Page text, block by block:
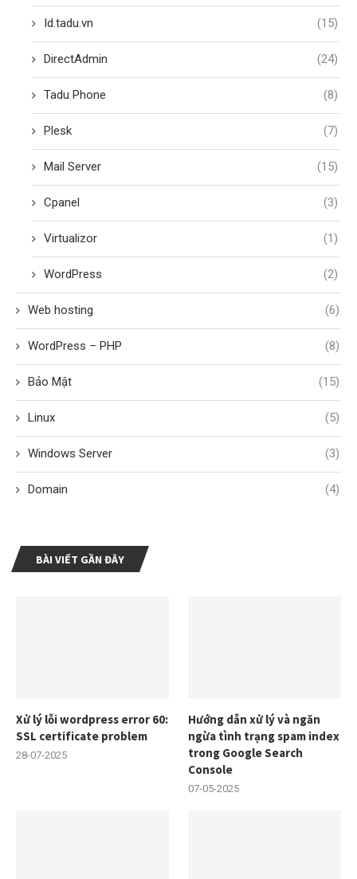
Id.tadu.vn (15)
DirectAdmin (24)
Tadu Phone (8)
Plesk (7)
Mail Server (15)
Cpanel (3)
Virtualizor (1)
WordPress (2)
Web hosting (6)
WordPress – PHP (8)
Bảo Mật (15)
Linux (5)
Windows Server (3)
Domain (4)
BÀI VIẾT GẦN ĐÂY
Xử lý lỗi wordpress error 60:
SSL certificate problem
28-07-2025
Hướng dẫn xử lý và ngăn
ngừa tình trạng spam index
trong Google Search
Console
07-05-2025